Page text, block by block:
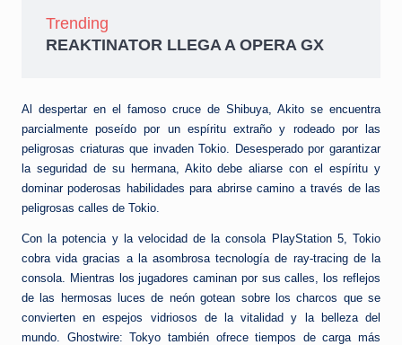
Trending
REAKTINATOR LLEGA A OPERA GX
Al despertar en el famoso cruce de Shibuya, Akito se encuentra
parcialmente poseído por un espíritu extraño y rodeado por las
peligrosas criaturas que invaden Tokio. Desesperado por garantizar
la seguridad de su hermana, Akito debe aliarse con el espíritu y
dominar poderosas habilidades para abrirse camino a través de las
peligrosas calles de Tokio.
Con la potencia y la velocidad de la consola PlayStation 5, Tokio
cobra vida gracias a la asombrosa tecnología de ray-tracing de la
consola. Mientras los jugadores caminan por sus calles, los reflejos
de las hermosas luces de neón gotean sobre los charcos que se
convierten en espejos vidriosos de la vitalidad y la belleza del
mundo. Ghostwire: Tokyo también ofrece tiempos de carga más